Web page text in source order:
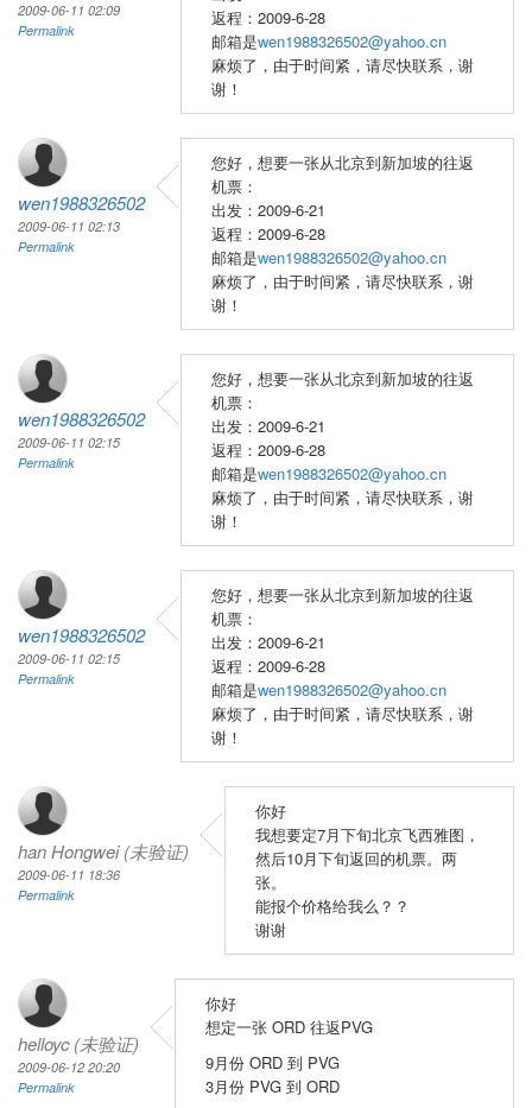
2009-06-11 02:09
Permalink
返程：2009-6-28
邮箱是wen1988326502@yahoo.cn
麻烦了，由于时间紧，请尽快联系，谢
谢！
wen1988326502
2009-06-11 02:13
Permalink
您好，想要一张从北京到新加坡的往返
机票：
出发：2009-6-21
返程：2009-6-28
邮箱是wen1988326502@yahoo.cn
麻烦了，由于时间紧，请尽快联系，谢
谢！
wen1988326502
2009-06-11 02:15
Permalink
您好，想要一张从北京到新加坡的往返
机票：
出发：2009-6-21
返程：2009-6-28
邮箱是wen1988326502@yahoo.cn
麻烦了，由于时间紧，请尽快联系，谢
谢！
wen1988326502
2009-06-11 02:15
Permalink
您好，想要一张从北京到新加坡的往返
机票：
出发：2009-6-21
返程：2009-6-28
邮箱是wen1988326502@yahoo.cn
麻烦了，由于时间紧，请尽快联系，谢
谢！
han Hongwei (未验证)
2009-06-11 18:36
Permalink
你好
我想要定7月下旬北京飞西雅图，
然后10月下旬返回的机票。两
张。
能报个价格给我么？？
谢谢
helloyc (未验证)
2009-06-12 20:20
Permalink
你好
想定一张 ORD 往返PVG
9月份 ORD 到 PVG
3月份 PVG 到 ORD